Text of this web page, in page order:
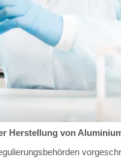
Herstellung von